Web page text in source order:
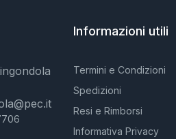
Informazioni utili
Termini e Condizioni
Spedizioni
Resi e Rimborsi
Informativa Privacy